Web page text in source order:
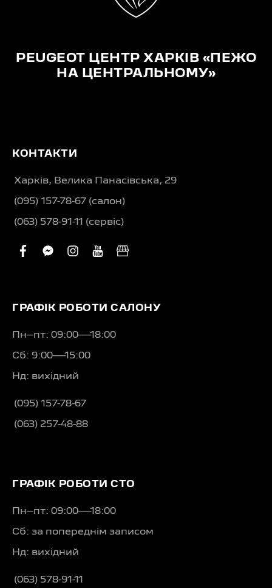
PEUGEOT ЦЕНТР ХАРКІВ «ПЕЖО
НА ЦЕНТРАЛЬНОМУ»
КОНТАКТИ
Харків, Велика Панасівська, 29
(095) 157-78-67 (салон)
(063) 578-91-11 (сервіс)
facebook
facebook-
instagram
youtube
business
ГРАФІК РОБОТИ САЛОНУ
Пн–пт: 09:00—18:00
Сб: 9:00—15:00
Нд: вихідний
(095) 157-78-67
(063) 257-48-88
ГРАФІК РОБОТИ СТО
Пн–пт: 09:00—18:00
Сб: за попереднім записом
Нд: вихідний
(063) 578-91-11